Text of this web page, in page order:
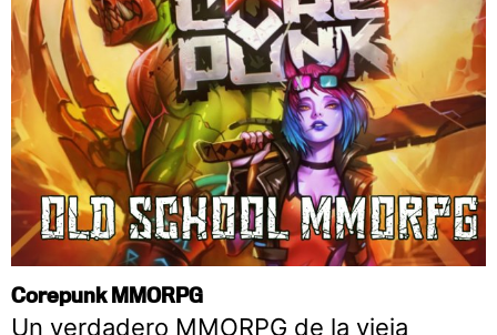
Corepunk MMORPG
Un verdadero MMORPG de la vieja